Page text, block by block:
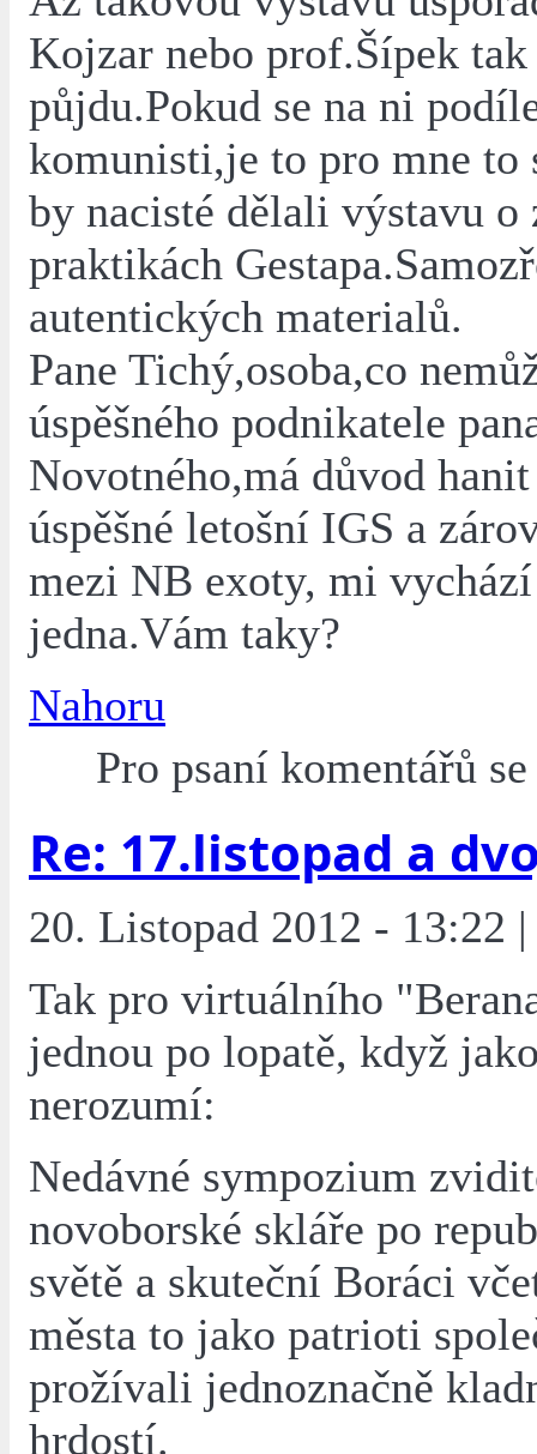
Kojzar nebo prof.Šípek
půjdu.Pokud se na ni
komunisti,je to pro mne to
by nacisté dělali výstavu o
praktikách
autentických materialů.
Pane Tichý,osoba,co
úspěšného podnikatele
Novotného,má důvod
úspěšné letošní IGS a
mezi NB exoty, mi
jedna.Vám taky?
Nahoru
Pro psaní komentářů
Re: 17.listopad a
20. Listopad 2012 - 13:22
Tak pro virtuálního
jednou po lopatě, když
nerozumí:
Nedávné sympozium
novoborské skláře po
světě a skuteční Boráci
města to jako patrioti
prožívali jednoznačně
hrdostí.